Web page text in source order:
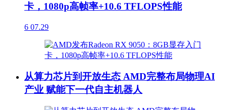
卡，1080p高帧率+10.6 TFLOPS性能
6 07.29
从算力芯片到开放生态 AMD完整布局物理AI
产业 赋能下一代自主机器人